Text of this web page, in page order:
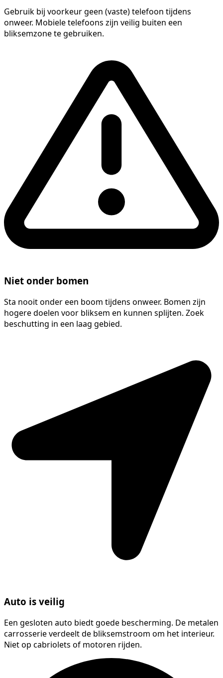
Gebruik bij voorkeur geen (vaste) telefoon tijdens
onweer. Mobiele telefoons zijn veilig buiten een
bliksemzone te gebruiken.
Niet onder bomen
Sta nooit onder een boom tijdens onweer. Bomen zijn
hogere doelen voor bliksem en kunnen splijten. Zoek
beschutting in een laag gebied.
Auto is veilig
Een gesloten auto biedt goede bescherming. De metalen
carrosserie verdeelt de bliksemstroom om het interieur.
Niet op cabriolets of motoren rijden.